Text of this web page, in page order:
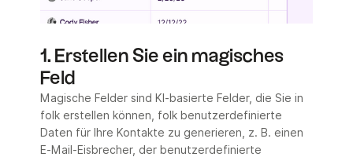
1. Erstellen Sie ein magisches
Feld
Magische Felder sind KI-basierte Felder, die Sie in
folk erstellen können, folk benutzerdefinierte
Daten für Ihre Kontakte zu generieren, z. B. einen
E-Mail-Eisbrecher, der benutzerdefinierte